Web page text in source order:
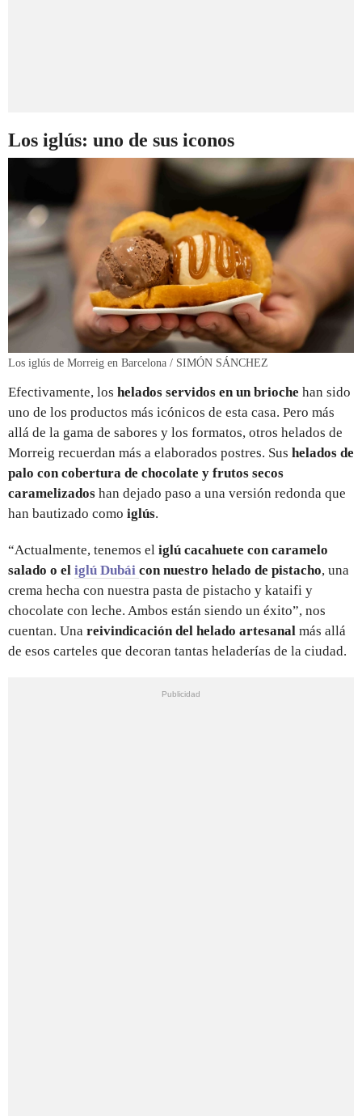
Los iglús: uno de sus iconos
Los iglús de Morreig en Barcelona / SIMÓN SÁNCHEZ
Efectivamente, los helados servidos en un brioche han sido
uno de los productos más icónicos de esta casa. Pero más
allá de la gama de sabores y los formatos, otros helados de
Morreig recuerdan más a elaborados postres. Sus helados de
palo con cobertura de chocolate y frutos secos
caramelizados han dejado paso a una versión redonda que
han bautizado como iglús.
“Actualmente, tenemos el iglú cacahuete con caramelo
salado o el iglú Dubái con nuestro helado de pistacho, una
crema hecha con nuestra pasta de pistacho y kataifi y
chocolate con leche. Ambos están siendo un éxito”, nos
cuentan. Una reivindicación del helado artesanal más allá
de esos carteles que decoran tantas heladerías de la ciudad.